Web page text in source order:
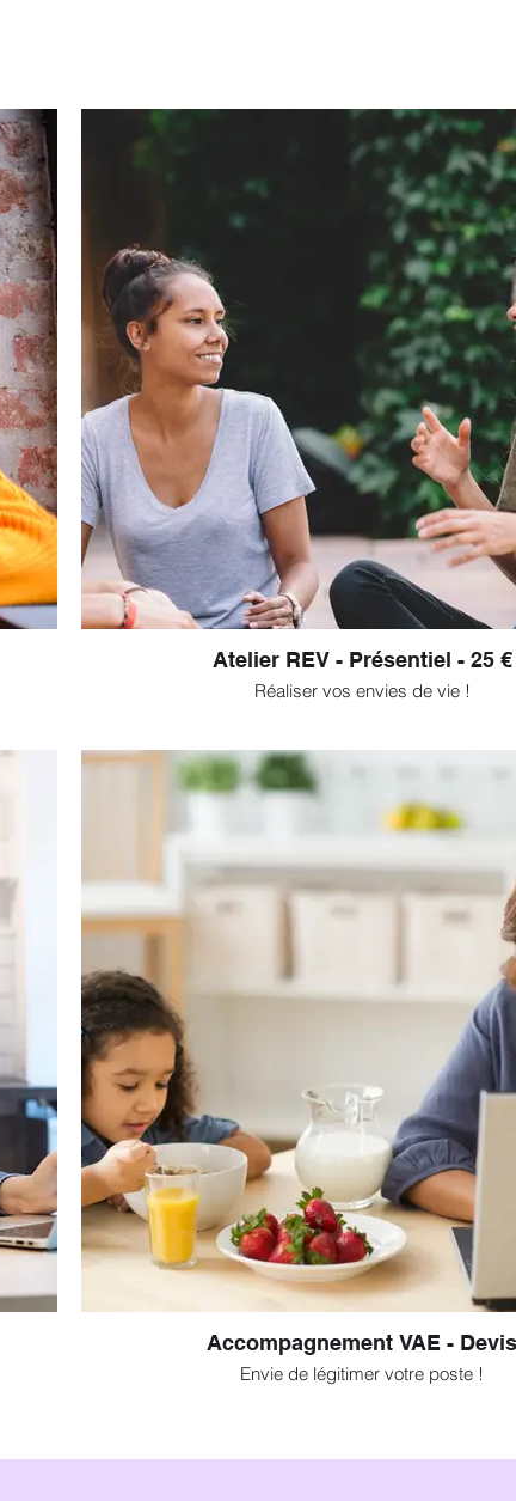
Atelier REV - Présentiel - 25 €
Réaliser vos envies de vie !
Accompagnement VAE - Devis
Envie de légitimer votre poste !